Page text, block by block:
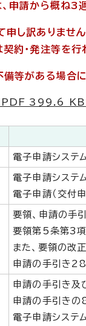
、申請から概ね3
申し訳ありませ
約・発注等を
備等がある場合
PDF 399.6 KB
電子申請システ
電子申請システ
電子申請（交付
要領、申請の手
要領第5条第3項
また、要領の改
申請の手引き28
申請の手引き及
申請の手引きの
電子申請システ